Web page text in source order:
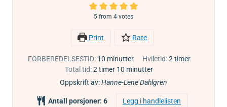
5 from 4 votes
Print Rate
FORBEREDELSESTID: 10 minutter Hviletid:2timer
Total tid:2timer 10 minutter
Oppskrift av:Hanne-Lene Dahlgren
Antall porsjoner: 6 Legg i handlelisten